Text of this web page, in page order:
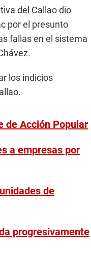
del Callao dio
por el presunto
fallas en el sistema
los indicios
de Acción Popular
a empresas por
de
progresivamente